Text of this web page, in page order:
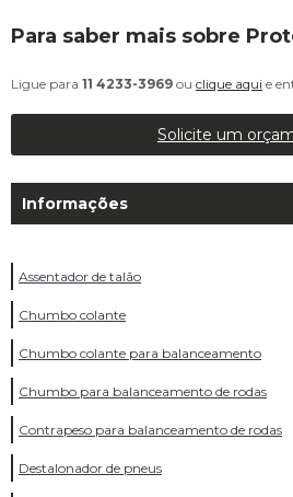
Para saber mais sobre
Ligue para 11 4233-3969 ou clique aqui e
Solicite um
Informações
Assentador de talão
Chumbo colante
Chumbo colante para balanceamento
Chumbo para balanceamento de rodas
Contrapeso para balanceamento de rodas
Destalonador de pneus